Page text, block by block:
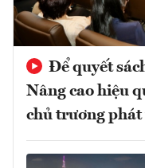
Để quyết
Nâng cao hiệu
chủ trương